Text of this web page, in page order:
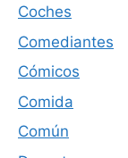
Coches
Comediantes
Cómicos
Comida
Común